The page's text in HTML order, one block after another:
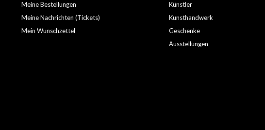
Meine Bestellungen
Meine Nachrichten (Tickets)
Mein Wunschzettel
Künstler
Kunsthandwerk
Geschenke
Ausstellungen